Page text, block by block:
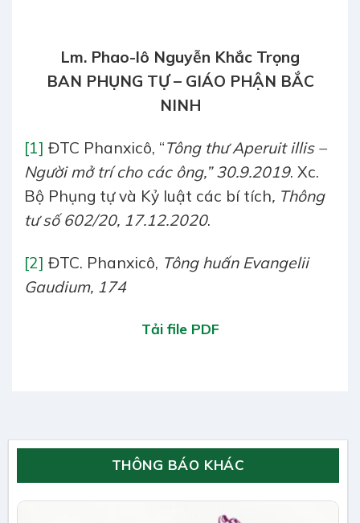
Lm. Phao-lô Nguyễn Khắc Trọng
BAN PHỤNG TỰ – GIÁO PHẬN BẮC
NINH
[1] ĐTC Phanxicô, “Tông thư Aperuit illis –
Người mở trí cho các ông,” 30.9.2019. Xc.
Bộ Phụng tự và Kỷ luật các bí tích, Thông
tư số 602/20, 17.12.2020.
[2] ĐTC. Phanxicô, Tông huấn Evangelii
Gaudium, 174
Tải file PDF
THÔNG BÁO KHÁC